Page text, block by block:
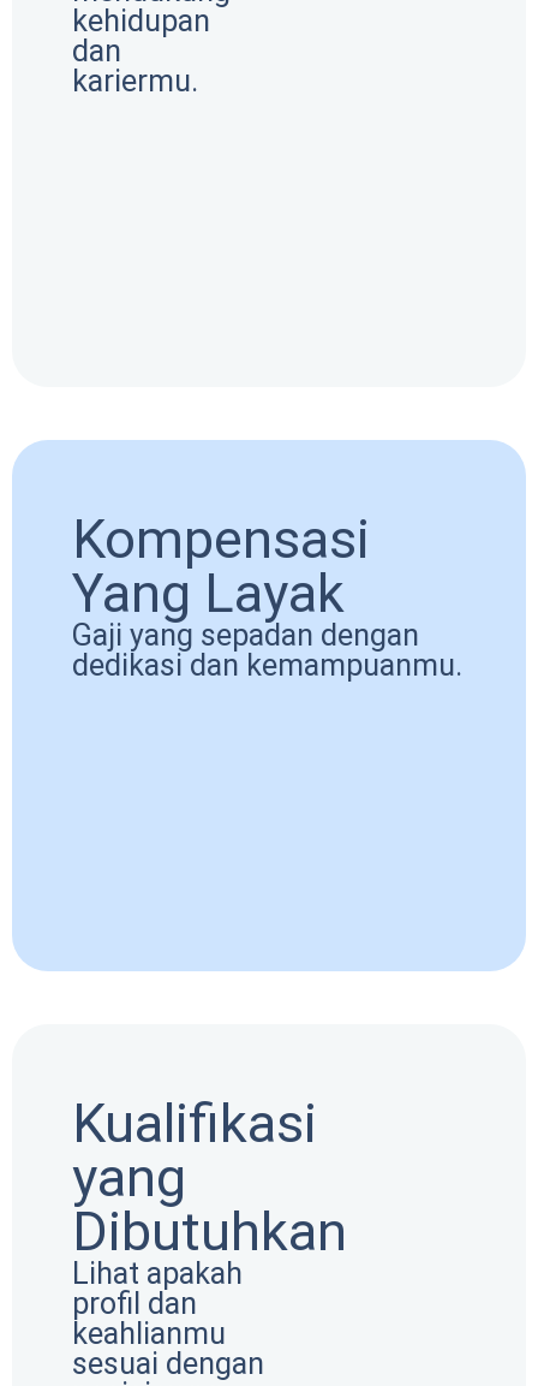
kehidupan
dan
kariermu.
Kompensasi
Yang Layak
Gaji yang sepadan dengan
dedikasi dan kemampuanmu.
Kualifikasi
yang
Dibutuhkan
Lihat apakah
profil dan
keahlianmu
sesuai dengan